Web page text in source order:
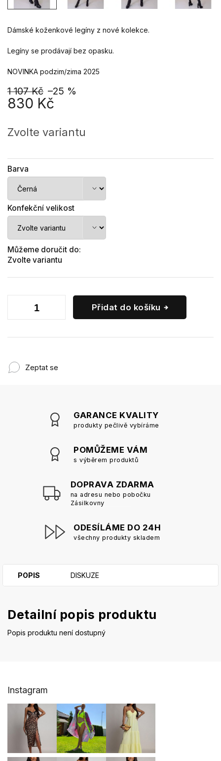
1 107 Kč –25 %
830 Kč
cena:
Zvolte variantu
Barva
Konfekční velikost
Můžeme doručit do:
Zvolte variantu
Přidat do košíku
Dámské koženkové legíny z nové kolekce.
Legíny se prodávají bez opasku.
NOVINKA podzim/zima 2025
Zeptat se
GARANCE KVALITY
produkty pečlivě vybíráme
POMŮŽEME VÁM
s výběrem produktů
DOPRAVA ZDARMA
na adresu nebo pobočku
Zásilkovny
ODESÍLÁME DO 24H
všechny produkty skladem
POPIS DISKUZE
Detailní popis produktu
Popis produktu není dostupný
Instagram